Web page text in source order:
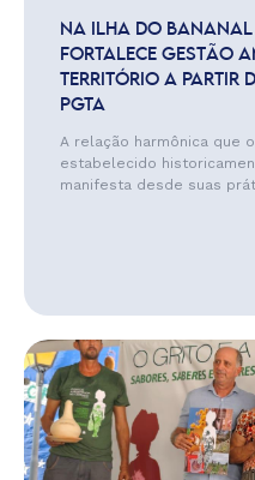
NA ILHA DO BANANAL
FORTALECE GESTÃO
TERRITÓRIO A
PGTA
A relação harmônica que
estabelecido
manifesta desde suas